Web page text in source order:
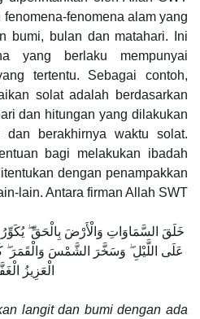
fenomena alam yang
bumi, bulan dan matahari. Ini
yang berlaku mempunyai
tertentu. Sebagai contoh,
solat adalah berdasarkan
dan hitungan yang dilakukan
dan berakhirnya waktu solat.
bagi melakukan ibadah
dengan penampakkan
lain. Antara firman Allah SWT:
خَلَقَ السَّمَاوَاتِ وَالْأَرْضَ بِالْحَقِّ ۖ يُكَوِّرُ
عَلَى اللَّيْلِ ۖ وَسَخَّرَ الشَّمْسَ وَالْقَمَرَ
الْعَزِيزُ
langit dan bumi dengan ada